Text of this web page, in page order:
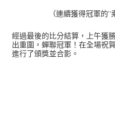
（連續獲得冠軍的“
經過最後的比分結算，上午獲
出重圍，蟬聯冠軍！在全場祝
進行了頒獎並合影。